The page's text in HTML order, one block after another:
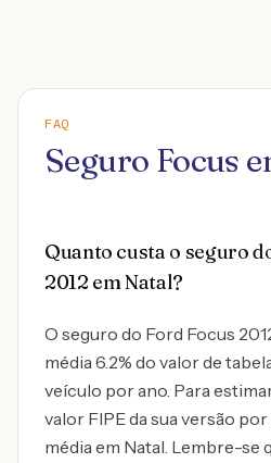
FAQ
Seguro Focus
Quanto custa o seguro
2012 em Natal?
O seguro do Ford Focus
média 6.2% do valor de
veículo por ano. Para
valor FIPE da sua versão por
média em Natal. Lembre-se